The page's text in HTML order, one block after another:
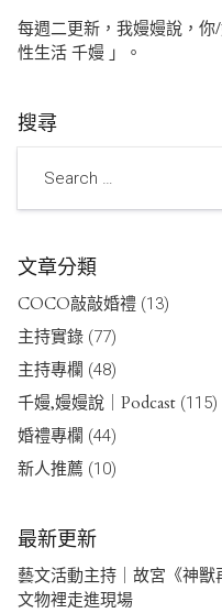
每週二更新，我嫚嫚說，
性生活 千嫚 」。
搜尋
文章分類
COCO敲敲婚禮 (13)
主持實錄 (77)
主持專欄 (48)
千嫚,嫚嫚說｜Podcast (115)
婚禮專欄 (44)
新人推薦 (10)
最新更新
藝文活動主持｜故宮《神
文物裡走進現場